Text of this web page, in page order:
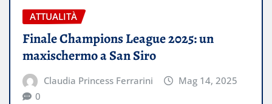
ATTUALITÀ
Finale Champions League 2025: un
maxischermo a San Siro
Claudia Princess Ferrarini
Mag 14, 2025
0